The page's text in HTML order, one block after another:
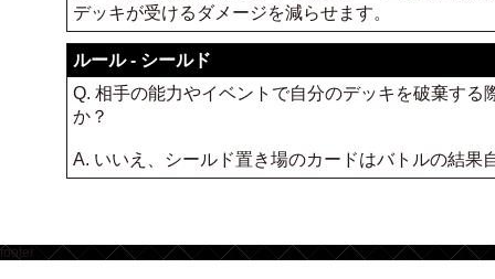
デッキが受けるダメージを減らせます。
ルール - シールド
Q. 相手の能力やイベントで自分のデッキを破棄す
か？
A. いいえ、シールド置き場のカードはバトルの結
footer